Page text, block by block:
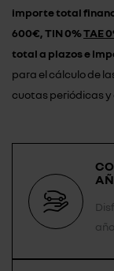
importe total
600€, TIN 0%TAE
total a plazos e
para el cálculo de
cuotas periódicas y